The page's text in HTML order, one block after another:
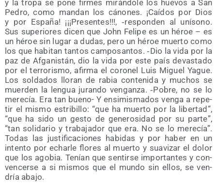
y la tro­pa se pone fir­mes mirán­do­le los hue­vos a San
Pedro, como man­dan los cáno­nes. ¡Caí­dos por Dios
y por Espa­ña! ¡¡¡Pre­sen­tes!!!, ‑res­pon­den al uní­sono.
Sus supe­rio­res dicen que John Feli­pe es un héroe – es
un héroe sin lugar a dudas, pero un héroe muer­to como
los que habi­tan tan­tos cam­po­san­tos. ‑Dio la vida por la
paz de Afga­nis­tán, dio la vida por este país devas­ta­do
por el terro­ris­mo, afir­ma el coro­nel Luis Miguel Yague.
Los sol­da­dos llo­ran de rabia con­te­ni­da y muchos se
muer­den la len­gua juran­do ven­gan­za. ‑Pobre, no se lo
mere­cía. Era tan bueno- Y ensi­mis­ma­dos ven­ga a repe­
tir el mis­mo estri­bi­llo: “que ha muer­to por la liber­tad”,
“que ha sido un ges­to de gene­ro­si­dad por su par­te”,
“tan soli­da­rio y tra­ba­ja­dor que era. No se lo mere­cía”.
Todas las jus­ti­fi­ca­cio­nes habi­das y por haber en un
inten­to por echar­le flo­res al muer­to y sua­vi­zar el dolor
que los ago­bia. Tenían que sen­tir­se impor­tan­tes y con­
ven­cer­se a si mis­mos que el mun­do sin ellos, se ven­
dría abajo.